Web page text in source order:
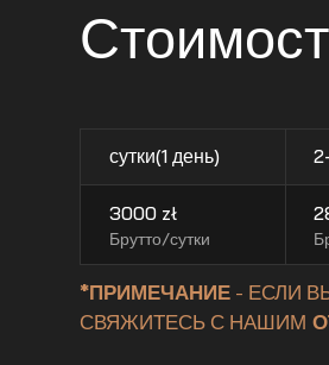
сутки(1 день)
3000zł
Брутто/сутки
*ПРИМЕЧАНИЕ - ЕСЛИ
СВЯЖИТЕСЬ С НАШИМ